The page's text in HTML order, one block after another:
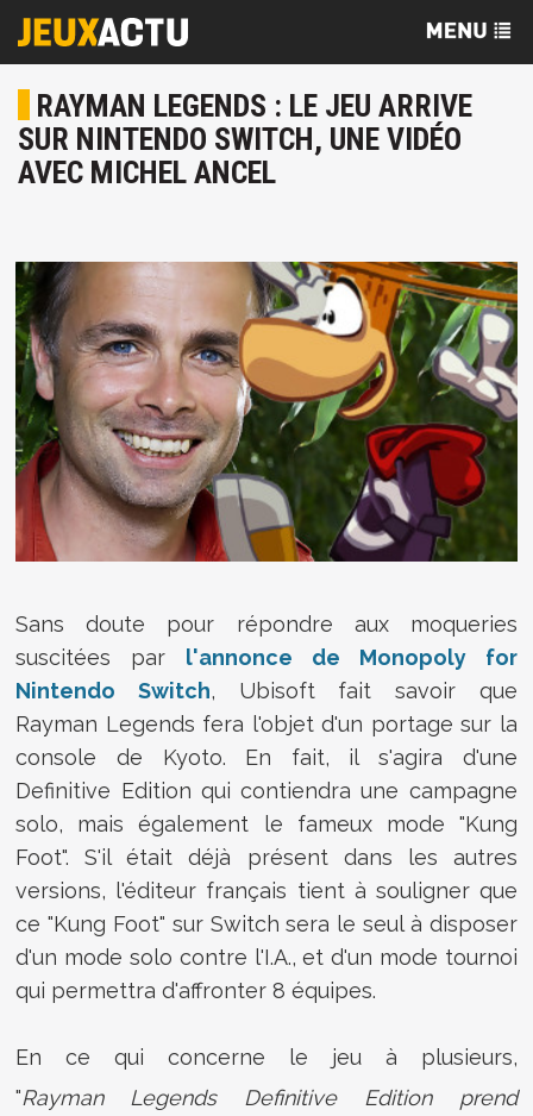
RAYMAN LEGENDS : LE JEU ARRIVE
SUR NINTENDO SWITCH, UNE VIDÉO
AVEC MICHEL ANCEL
Sans doute pour répondre aux moqueries
suscitées par l'annonce de Monopoly for
Nintendo Switch, Ubisoft fait savoir que
Rayman Legends fera l'objet d'un portage sur la
console de Kyoto. En fait, il s'agira d'une
Definitive Edition qui contiendra une campagne
solo, mais également le fameux mode "Kung
Foot". S'il était déjà présent dans les autres
versions, l'éditeur français tient à souligner que
ce "Kung Foot" sur Switch sera le seul à disposer
d'un mode solo contre l'I.A., et d'un mode tournoi
qui permettra d'affronter 8 équipes.
En ce qui concerne le jeu à plusieurs,
"Rayman Legends Definitive Editionprend